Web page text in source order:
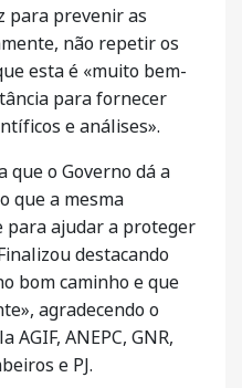
para prevenir as
não repetir os
esta é «muito bem-
para fornecer
e análises».
que o Governo dá a
que a mesma
para ajudar a proteger
destacando
bom caminho e que
agradecendo o
ANEPC, GNR,
e PJ.